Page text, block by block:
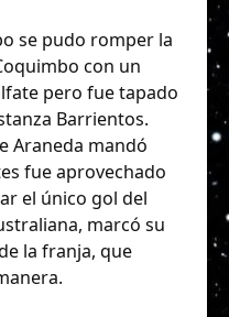
se pudo romper la
con un
pero fue tapado
Barrientos.
Araneda mandó
fue aprovechado
el único gol del
marcó su
la franja, que